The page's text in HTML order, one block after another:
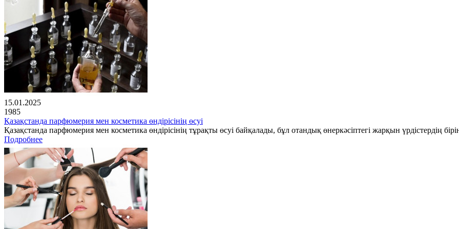
15.01.2025
1985
Қазақстанда парфюмерия мен косметика өндірісінің өсуі
Қазақстанда парфюмерия мен косметика өндірісінің тұрақты өсуі байқалады, бұл отандық өнеркәсіптегі жарқын үрдістердің
Подробнее